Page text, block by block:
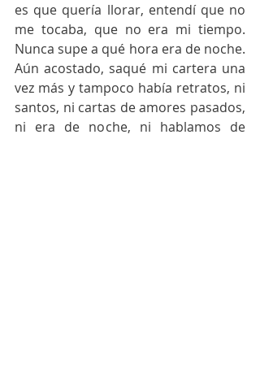
es que quería llorar, entendí que no
me tocaba, que no era mi tiempo.
Nunca supe a qué hora era de noche.
Aún acostado, saqué mi cartera una
vez más y tampoco había retratos, ni
santos, ni cartas de amores pasados,
ni era de noche, ni hablamos de